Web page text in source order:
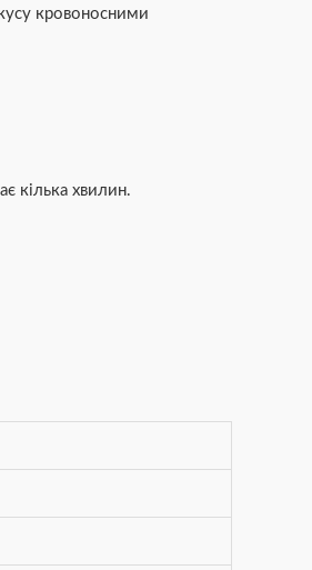
кровоносними
кілька хвилин.